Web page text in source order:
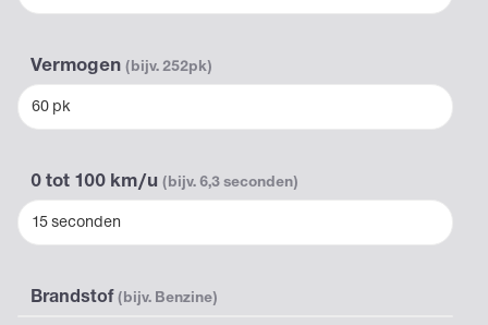
Vermogen (bijv. 252pk)
60 pk
0 tot 100 km/u (bijv. 6,3 seconden)
15 seconden
Brandstof (bijv. Benzine)